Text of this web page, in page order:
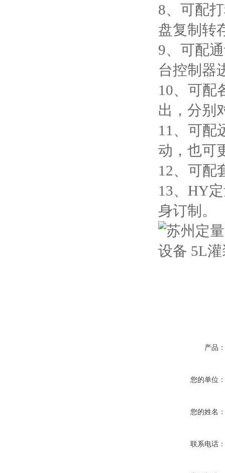
8、可配
盘复制转
9、可配
台控制器
10、可配
出，分别
11、可配
动，也可
12、可配
13、HY
身订制。
产品：
您的单位：
您的姓名：
联系电话：